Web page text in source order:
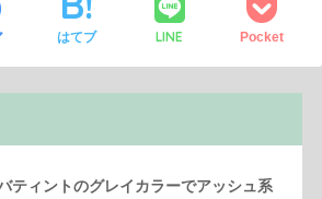
はてブ LINE Pocket
ティントのグレイカラーでアッシュ系